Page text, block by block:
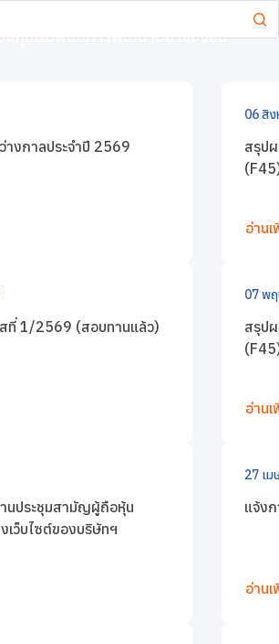
งทุนสัมพันธ์การพัฒนาอย่างยั่งยืน
างกาลประจำปี 2569
06 สิ
สรุป
อ่านเ
สที่ 1/2569 (สอบทานแล้ว)
07 พ
สรุป
อ่านเ
นประชุมสามัญผู้ถือหุ้น
เว็บไซต์ของบริษัทฯ
27 เ
แจ้ง
อ่านเ